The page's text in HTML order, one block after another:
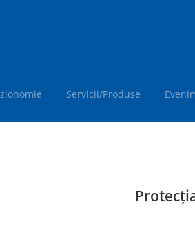
Servicii/Produse